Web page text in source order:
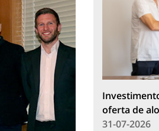
oferta de
31-07-2026